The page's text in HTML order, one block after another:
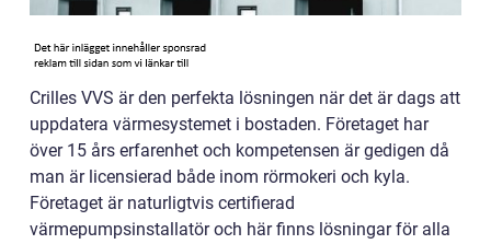
Crilles VVS är den perfekta lösningen när det är dags att
uppdatera värmesystemet i bostaden. Företaget har
över 15 års erfarenhet och kompetensen är gedigen då
man är licensierad både inom rörmokeri och kyla.
Företaget är naturligtvis certifierad
värmepumpsinstallatör och här finns lösningar för alla